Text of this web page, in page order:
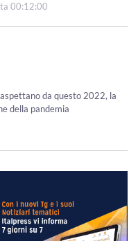
00:12:00
da questo 2022, la
della pandemia